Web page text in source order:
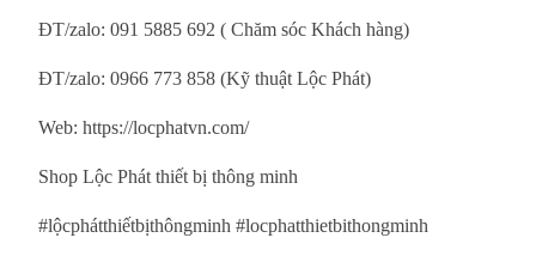
ĐT/zalo: 091 5885 692 ( Chăm sóc Khách hàng)
ĐT/zalo: 0966 773 858 (Kỹ thuật Lộc Phát)
Web: https://locphatvn.com/
Shop Lộc Phát thiết bị thông minh
#lộcphátthiếtbịthôngminh #locphatthietbithongminh